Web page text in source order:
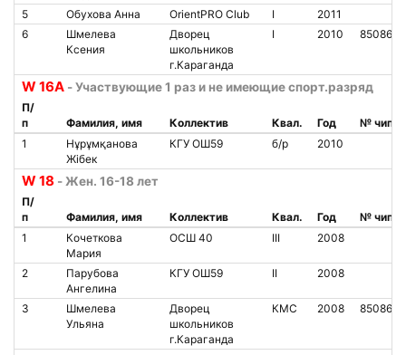
5 Обухова Анна OrientPRO Club I
2011
6
Шмелева
Ксения
Дворец
школьников
г.Караганда
I 2010 8508619
W 16A - Участвующие 1 раз и не имеющие спорт.разряд
П/
п
Фамилия, имя Коллектив Квал. Год
№ чипа
1
Нұрұмқанова
Жібек
КГУ ОШ59 б/р 2010
W 18 - Жен. 16-18 лет
П/
п
Фамилия, имя Коллектив Квал. Год
№ чипа
1
Кочеткова
Мария
ОСШ 40 III 2008
2
Парубова
Ангелина
КГУ ОШ59 II 2008
3
Шмелева
Ульяна
Дворец
школьников
г.Караганда
КМС 2008 8508615